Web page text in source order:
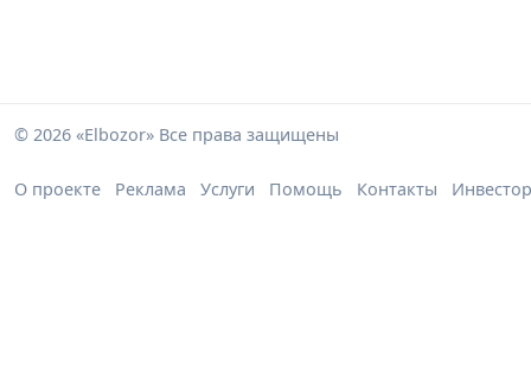
© 2026 «Elbozor» Все права защищены
О проекте Реклама Услуги Помощь Контакты